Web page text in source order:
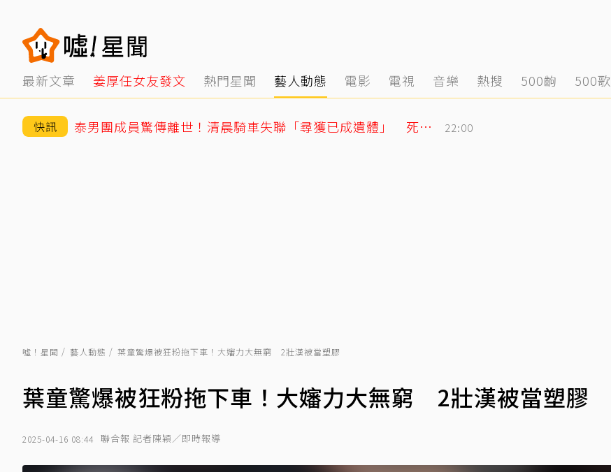
最新文章 姜厚任女友發文 熱門星聞 藝人動態 電影 電視 音樂 熱搜 500齣 500歌
快訊 泰男團成員驚傳離世！清晨騎車失聯「尋獲已成遺體」 死因待調查 22:00
噓！星聞 藝人動態 葉童驚爆被狂粉拖下車！大嬸力大無窮 2壯漢被當塑膠
葉童驚爆被狂粉拖下車！大嬸力大無窮 2壯漢被當塑膠
2025-04-16 08:44 聯合報 記者陳穎／即時報導